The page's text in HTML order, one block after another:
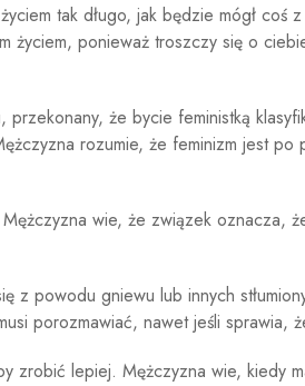
tak długo, jak będzie mógł coś
życiem, ponieważ troszczy się o
przekonany, że bycie feministką
rozumie, że feminizm jest po
wie, że związek oznacza,
z powodu gniewu lub innych
porozmawiać, nawet jeśli sprawia,
zrobić lepiej. Mężczyzna wie, kiedy